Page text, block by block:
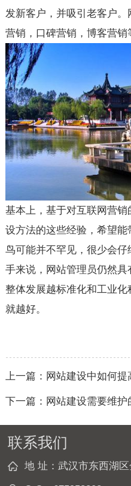
发新客户，并吸引老客户
营销，口碑营销，博客营销
基本上，基于对互联网营
设方法的这些经验，希望
鸟可能并不罕见，很少会
手来说，网站管理员仍然
整体发展越标准化和工业
就越好。
上一篇：网站建设中如何提
下一篇：网站建设需要维护
联系我们
地 址：武汉市东西湖